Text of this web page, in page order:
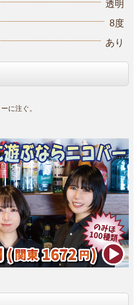
透明
8度
あり
に注ぐ。